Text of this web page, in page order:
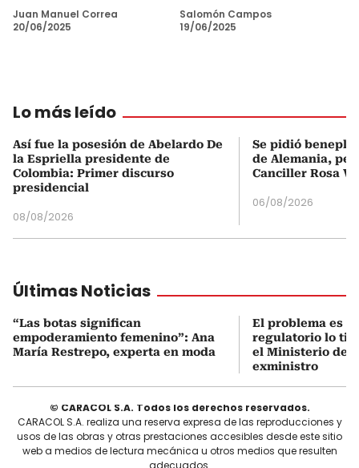
Juan Manuel Correa
20/06/2025
Salomón Campos
19/06/2025
Lo más leído
Así fue la posesión de Abelardo De
la Espriella presidente de
Colombia: Primer discurso
presidencial
08/08/2026
Se pidió
de Alemania,
Canciller Rosa
06/08/2026
Últimas Noticias
“Las botas significan
empoderamiento femenino”: Ana
María Restrepo, experta en moda
El problema es
regulatorio lo
el Ministerio de
exministro
© CARACOL S.A. Todos los derechos reservados.
CARACOL S.A. realiza una reserva expresa de las reproducciones y
usos de las obras y otras prestaciones accesibles desde este sitio
web a medios de lectura mecánica u otros medios que resulten